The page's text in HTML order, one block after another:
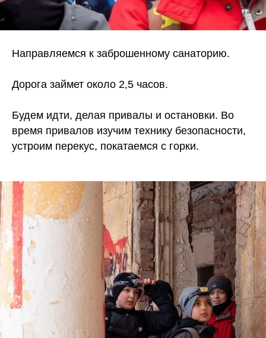
Направляемся к заброшенному санаторию.
Дорога займет около 2,5 часов.
Будем идти, делая привалы и остановки. Во
время привалов изучим технику безопасности,
устроим перекус, покатаемся с горки.